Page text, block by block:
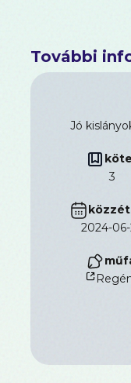
MEGHALSZ...
kénytelen
érinti, ugyanis
folyton egy
keresni, ha
fedez fel a
között, de a
veszélyes
mihamarabb
immár az élete a
További
Jó
3
2024-